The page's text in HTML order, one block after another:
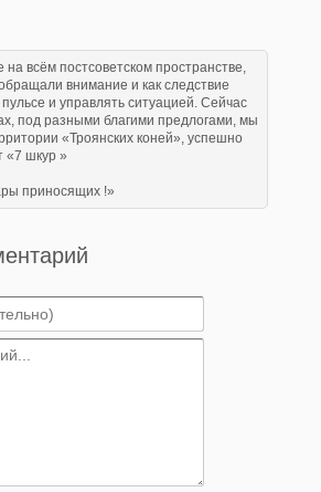
всём постсоветском пространстве,
внимание и как следствие
и управлять ситуацией. Сейчас
под разными благими предлогами, мы
«Троянских коней», успешно
«7 шкур »
приносящих !»